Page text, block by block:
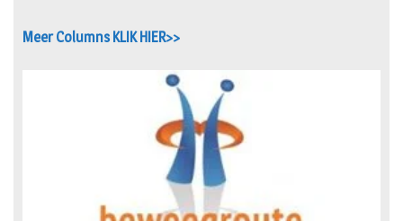
Meer Columns KLIK HIER>>